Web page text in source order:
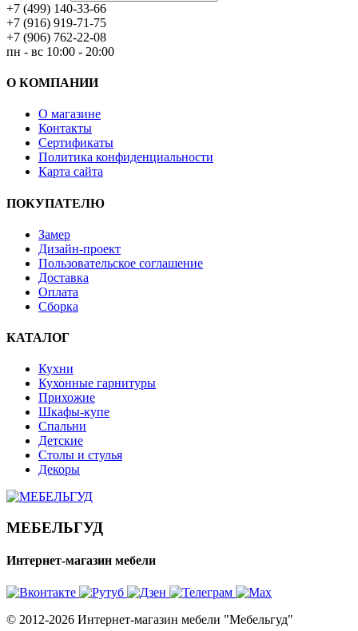
+7 (499) 140-33-66
+7 (916) 919-71-75
+7 (906) 762-22-08
пн - вс 10:00 - 20:00
О КОМПАНИИ
О магазине
Контакты
Сертификаты
Политика конфиденциальности
Карта сайта
ПОКУПАТЕЛЮ
Замер
Дизайн-проект
Пользовательское соглашение
Доставка
Оплата
Сборка
КАТАЛОГ
Кухни
Кухонные гарнитуры
Прихожие
Шкафы-купе
Спальни
Детские
Столы и стулья
Декоры
МЕБЕЛЬГУД
Интернет-магазин мебели
© 2012-2026 Интернет-магазин мебели "Мебельгуд"